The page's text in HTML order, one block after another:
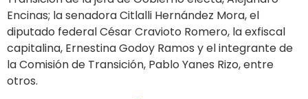
Encinas; la senadora Citlalli Hernández Mora, el
diputado federal César Cravioto Romero, la exfiscal
capitalina, Ernestina Godoy Ramos y el integrante de
la Comisión de Transición, Pablo Yanes Rizo, entre
otros.